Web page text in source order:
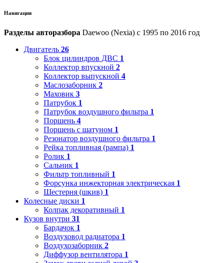
Навигация
Разделы авторазбора Daewoo (Nexia) с 1995 по 2016 год
Двигатель 26
Блок цилиндров ДВС 1
Коллектор впускной 2
Коллектор выпускной 4
Маслозаборник 2
Маховик 3
Патрубок 1
Патрубок воздушного фильтра 1
Поршень 4
Поршень с шатуном 1
Резонатор воздушного фильтра 1
Рейка топливная (рампа) 1
Ролик 1
Сальник 1
Фильтр топливный 1
Форсунка инжекторная электрическая 1
Шестерня (шкив) 1
Колесные диски 1
Колпак декоративный 1
Кузов внутри 31
Бардачок 1
Воздуховод радиатора 1
Воздухозаборник 2
Диффузор вентилятора 1